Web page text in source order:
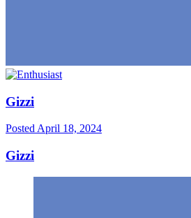
Gizzi
Posted April 18, 2024
Gizzi